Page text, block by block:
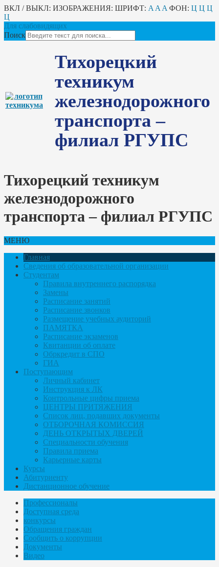
ВКЛ / ВЫКЛ: ИЗОБРАЖЕНИЯ: ШРИФТ: A A A ФОН: Ц Ц Ц
Ц
Для слабовидящих
Поиск
Тихорецкий
техникум
железнодорожного
транспорта –
филиал РГУПС
Тихорецкий техникум
железнодорожного
транспорта – филиал РГУПС
МЕНЮ
Главная
Сведения об образовательной организации
Студентам
Правила внутреннего распорядка
Замены
Расписание занятий
Расписание звонков
Размещение учебных аудиторий
ПАМЯТКА
Расписание экзаменов
Квитанции об оплате
Обркредит в СПО
ГИА
Поступающим
Личный кабинет
Инструкция к ЛК
Контрольные цифры приема
ЦЕНТРЫ ПРИТЯЖЕНИЯ
Список лиц, подавших документы
ОТБОРОЧНАЯ КОМИССИЯ
ДЕНЬ ОТКРЫТЫХ ДВЕРЕЙ
Специальности обучения
Правила приема
Карьерные карты
Курсы
Абитуриенту
Дистанционное обучение
Профессионалы
Доступная среда
конкурсы
Обращения граждан
Сообщить о коррупции
Документы
Видео